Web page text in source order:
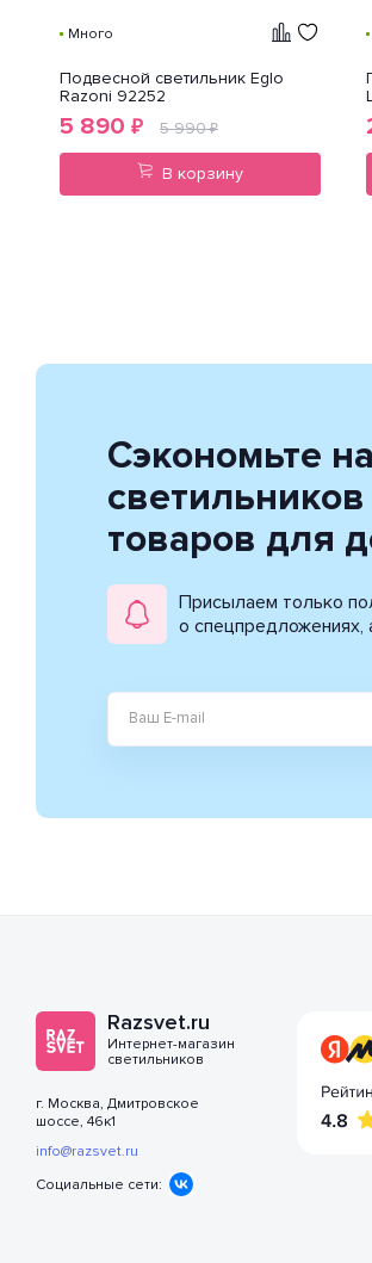
Много
Подвесной светильник Eglo
Razoni 92252
5 890 ₽ 5 990₽
В корзину
Сэкономьте
товаров для
Присылаем только
о спецпредложениях,
Razsvet.ru
Интернет-магазин
светильников
г. Москва, Дмитровское
шоссе, 46к1
info@razsvet.ru
Социальные сети: